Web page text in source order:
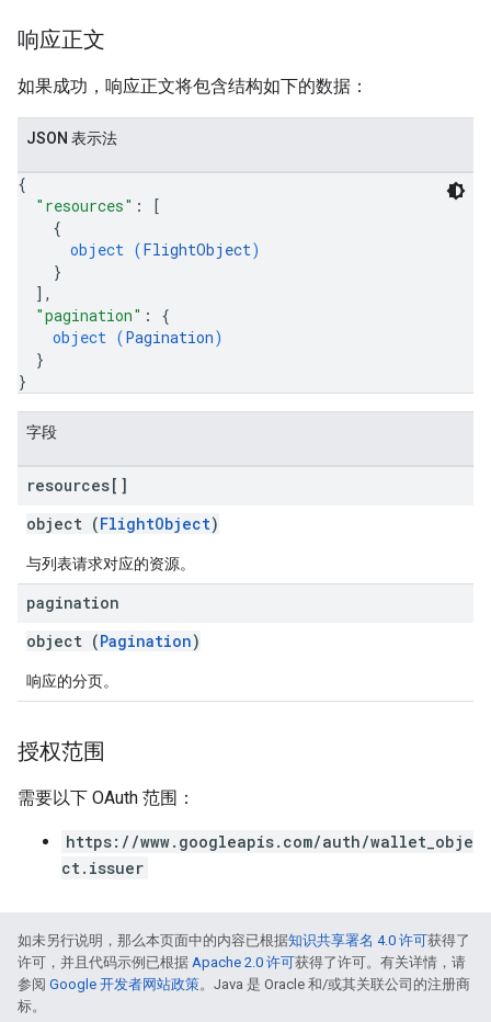
响应正文
如果成功，响应正文将包含结构如下的数据：
JSON 表示法
{
"resources" :
[
{
object (FlightObject)
}
] ,
"pagination" : {
object (Pagination)
}
}
字段
resources[]
object (FlightObject)
与列表请求对应的资源。
pagination
object (Pagination)
响应的分页。
授权范围
需要以下 OAuth 范围：
https://www.googleapis.com/auth/wallet_obje
ct.issuer
如未另行说明，那么本页面中的内容已根据知识共享署名 4.0 许可获得了
许可，并且代码示例已根据 Apache 2.0 许可获得了许可。有关详情，请
参阅 Google 开发者网站政策。Java 是 Oracle 和/或其关联公司的注册商
标。